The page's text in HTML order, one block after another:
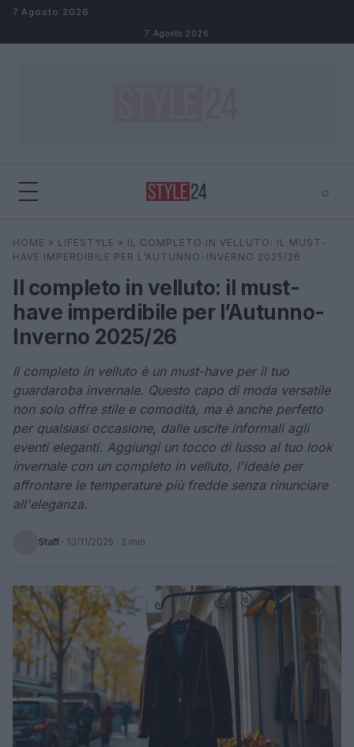
Salta al contenuto
7 Agosto 2026
7 Agosto 2026
⌕
Cerca ⌕ ×
HOME » LIFESTYLE » IL COMPLETO IN VELLUTO: IL MUST-
HAVE IMPERDIBILE PER L’AUTUNNO-INVERNO 2025/26
Il completo in velluto: il must-
have imperdibile per l’Autunno-
Inverno 2025/26
Il completo in velluto è un must-have per il tuo
guardaroba invernale. Questo capo di moda versatile
non solo offre stile e comodità, ma è anche perfetto
per qualsiasi occasione, dalle uscite informali agli
eventi eleganti. Aggiungi un tocco di lusso al tuo look
invernale con un completo in velluto, l'ideale per
affrontare le temperature più fredde senza rinunciare
all'eleganza.
Staff · 13/11/2025 · 2 min